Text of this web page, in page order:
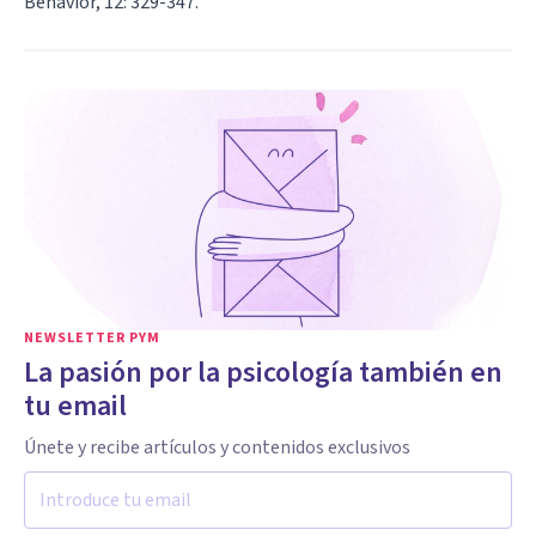
NEWSLETTER PYM
La pasión por la psicología también en
tu email
Únete y recibe artículos y contenidos exclusivos